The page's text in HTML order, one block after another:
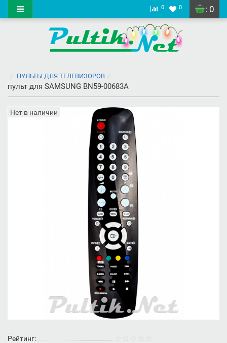
: 0
0 0
ПУЛЬТЫ ДЛЯ ТЕЛЕВИЗОРОВ
пульт для SAMSUNG BN59-00683A
Нет в наличии
Рейтинг: